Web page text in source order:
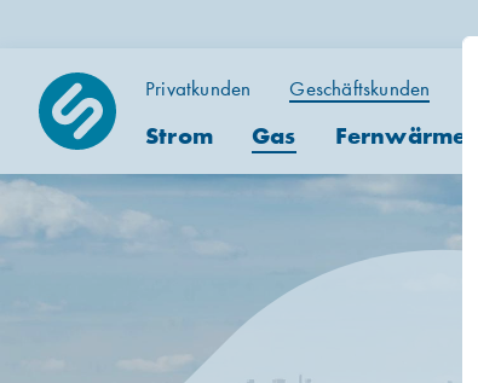
Privatkunden Geschäftskunden
Strom Gas Fernwärme